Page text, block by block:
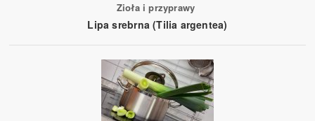
Zioła i przyprawy
Lipa srebrna (Tilia argentea)